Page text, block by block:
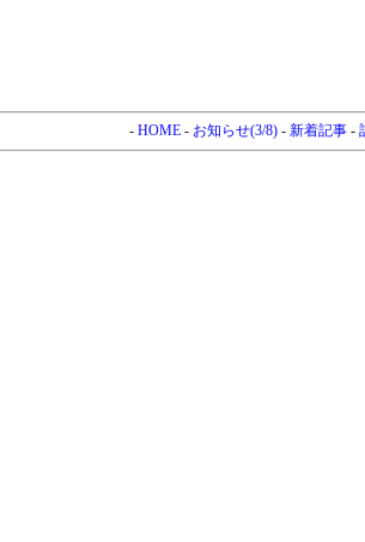
- HOME- お知らせ(3/8)- 新着記事-